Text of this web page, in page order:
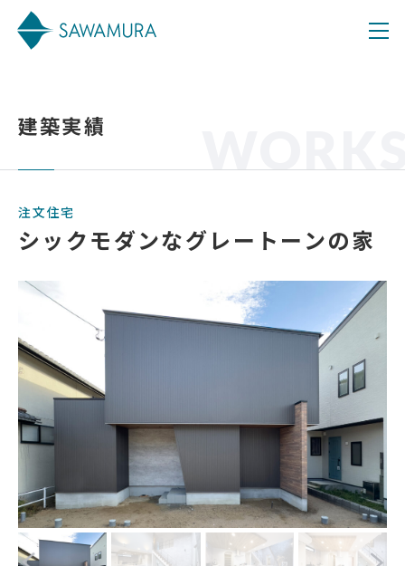
建築実績
注文住宅
シックモダンなグレートーンの家